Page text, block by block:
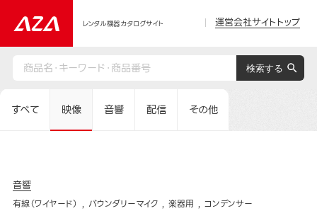
レンタル機器カタログサイト 運営会社サイトトップ
すべて 映像 音響 配信 その他
音響
有線（ワイヤード） バウンダリーマイク 楽器用 コンデンサー